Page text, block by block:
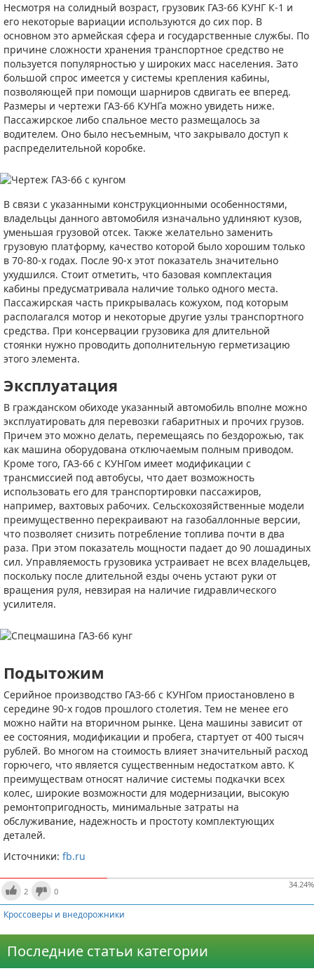
Несмотря на солидный возраст, грузовик ГАЗ-66 КУНГ К-1 и
его некоторые вариации используются до сих пор. В
основном это армейская сфера и государственные службы. По
причине сложности хранения транспортное средство не
пользуется популярностью у широких масс населения. Зато
большой спрос имеется у системы крепления кабины,
позволяющей при помощи шарниров сдвигать ее вперед.
Размеры и чертежи ГАЗ-66 КУНГа можно увидеть ниже.
Пассажирское либо спальное место размещалось за
водителем. Оно было несъемным, что закрывало доступ к
распределительной коробке.
В связи с указанными конструкционными особенностями,
владельцы данного автомобиля изначально удлиняют кузов,
уменьшая грузовой отсек. Также желательно заменить
грузовую платформу, качество которой было хорошим только
в 70-80-х годах. После 90-х этот показатель значительно
ухудшился. Стоит отметить, что базовая комплектация
кабины предусматривала наличие только одного места.
Пассажирская часть прикрывалась кожухом, под которым
располагался мотор и некоторые другие узлы транспортного
средства. При консервации грузовика для длительной
стоянки нужно проводить дополнительную герметизацию
этого элемента.
Эксплуатация
В гражданском обиходе указанный автомобиль вполне можно
эксплуатировать для перевозки габаритных и прочих грузов.
Причем это можно делать, перемещаясь по бездорожью, так
как машина оборудована отключаемым полным приводом.
Кроме того, ГАЗ-66 с КУНГом имеет модификации с
трансмиссией под автобусы, что дает возможность
использовать его для транспортировки пассажиров,
например, вахтовых рабочих. Сельскохозяйственные модели
преимущественно перекраивают на газобаллонные версии,
что позволяет снизить потребление топлива почти в два
раза. При этом показатель мощности падает до 90 лошадиных
сил. Управляемость грузовика устраивает не всех владельцев,
поскольку после длительной езды очень устают руки от
вращения руля, невзирая на наличие гидравлического
усилителя.
Подытожим
Серийное производство ГАЗ-66 с КУНГом приостановлено в
середине 90-х годов прошлого столетия. Тем не менее его
можно найти на вторичном рынке. Цена машины зависит от
ее состояния, модификации и пробега, стартует от 400 тысяч
рублей. Во многом на стоимость влияет значительный расход
горючего, что является существенным недостатком авто. К
преимуществам относят наличие системы подкачки всех
колес, широкие возможности для модернизации, высокую
ремонтопригодность, минимальные затраты на
обслуживание, надежность и простоту комплектующих
деталей.
Источники: fb.ru
34.24%
2 0
Кроссоверы и внедорожники
Последние статьи категории